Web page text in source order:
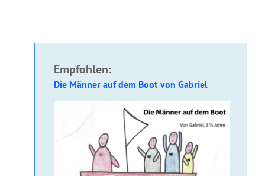
Empfohlen:
Die Männer auf dem Boot von Gabriel